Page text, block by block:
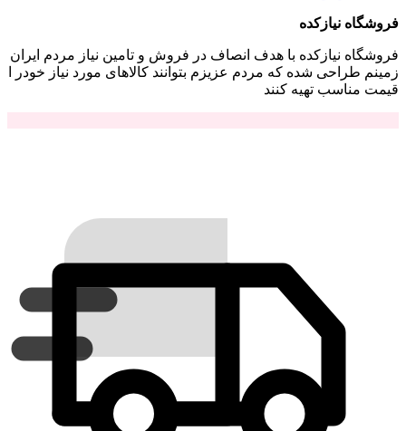
فروشگاه نیازکده
فروشگاه نیازکده با هدف انصاف در فروش و تامین نیاز مردم ایران
زمینم طراحی شده که مردم عزیزم بتوانند کالاهای مورد نیاز خودر ا
قیمت مناسب تهیه کنند